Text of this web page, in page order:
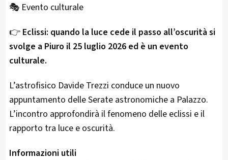
🎭 Evento culturale
👉 Eclissi: quando la luce cede il passo all’oscurità si
svolge a Piuro il 25 luglio 2026 ed è un evento
culturale.
L’astrofisico Davide Trezzi conduce un nuovo
appuntamento delle Serate astronomiche a Palazzo.
L’incontro approfondirà il fenomeno delle eclissi e il
rapporto tra luce e oscurità.
Informazioni utili